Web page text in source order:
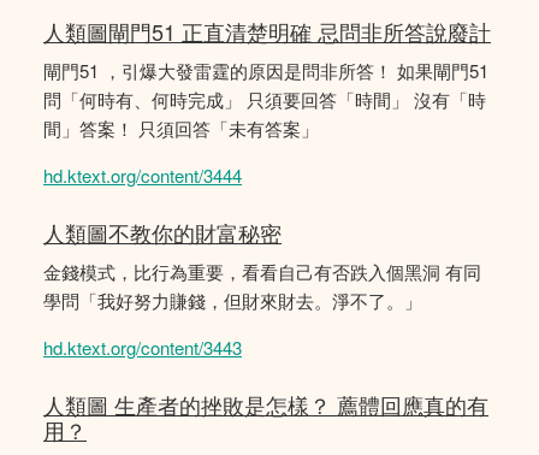
人類圖閘門51 正直清楚明確 忌問非所答說廢計
閘門51 ，引爆大發雷霆的原因是問非所答！ 如果閘門51
問「何時有、何時完成」 只須要回答「時間」 沒有「時
間」答案！ 只須回答「未有答案」
hd.ktext.org/content/3444
人類圖不教你的財富秘密
金錢模式，比行為重要，看看自己有否跌入個黑洞 有同
學問「我好努力賺錢，但財來財去。淨不了。」
hd.ktext.org/content/3443
人類圖 生產者的挫敗是怎樣？ 薦體回應真的有
用？